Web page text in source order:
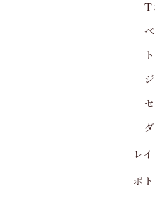
T
レ
ボ